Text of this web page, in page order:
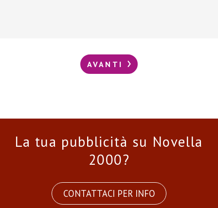
AVANTI
La tua pubblicità su Novella
2000?
CONTATTACI PER INFO